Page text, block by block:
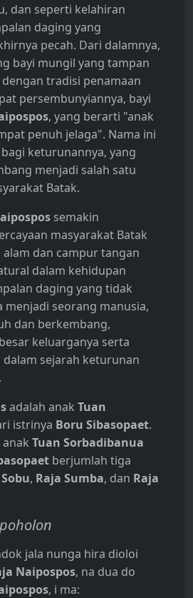
dan seperti kelahiran
daging yang
pecah. Dari dalamnya,
bayi mungil yang tampan
dengan tradisi penamaan
persembunyiannya, bayi
, yang berarti "anak
penuh jelaga". Nama ini
keturunannya, yang
menjadi salah satu
Batak.
semakin
masyarakat Batak
dan campur tangan
dalam kehidupan
daging yang tidak
seorang manusia,
dan berkembang,
keluarganya serta
sejarah keturunan
.
adalah anak Tuan
istrinya Boru Sibasopaet.
Tuan Sorbadibanua
berjumlah tiga
, Raja Sumba, dan Raja
jala nunga hira dioloi
Naipospos, na dua do
, i ma: